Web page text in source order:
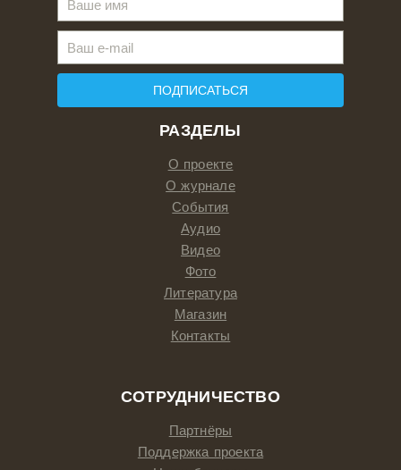
РАЗДЕЛЫ
О проекте
О журнале
События
Аудио
Видео
Фото
Литература
Магазин
Контакты
СОТРУДНИЧЕСТВО
Партнёры
Поддержка проекта
ПОДПИСАТЬСЯ